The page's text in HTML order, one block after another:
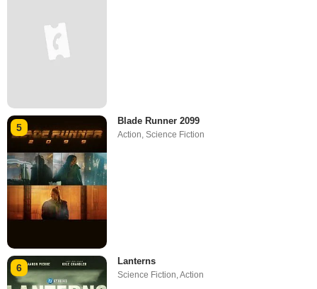
5
Blade Runner 2099
Action ,Science Fiction
6
Lanterns
Science Fiction,Action